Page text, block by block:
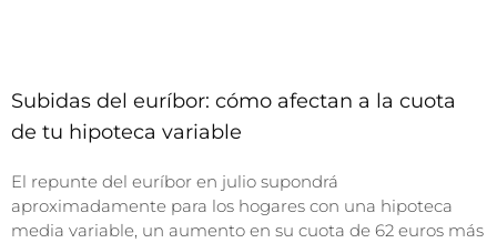
Subidas del euríbor: cómo afectan a la cuota
de tu hipoteca variable
El repunte del euríbor en julio supondrá
aproximadamente para los hogares con una hipoteca
media variable, un aumento en su cuota de 62 euros más